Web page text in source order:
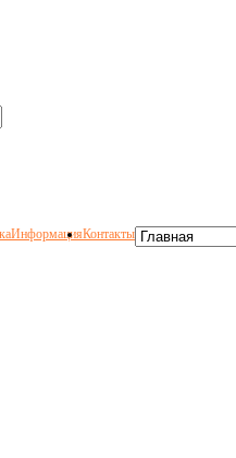
ИнформацияКонтакты